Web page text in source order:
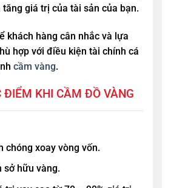
tăng giá trị của tài sản của bạn.
khách hàng cân nhắc và lựa
hợp với điều kiện tài chính cá
cầm vàng.
ĐIỂM KHI CẦM ĐỒ VÀNG
chóng xoay vòng vốn.
sở hữu vàng.